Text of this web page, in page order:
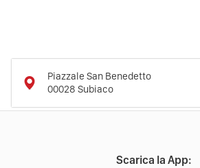
Piazzale San Benedetto
00028 Subiaco
Scarica la App: